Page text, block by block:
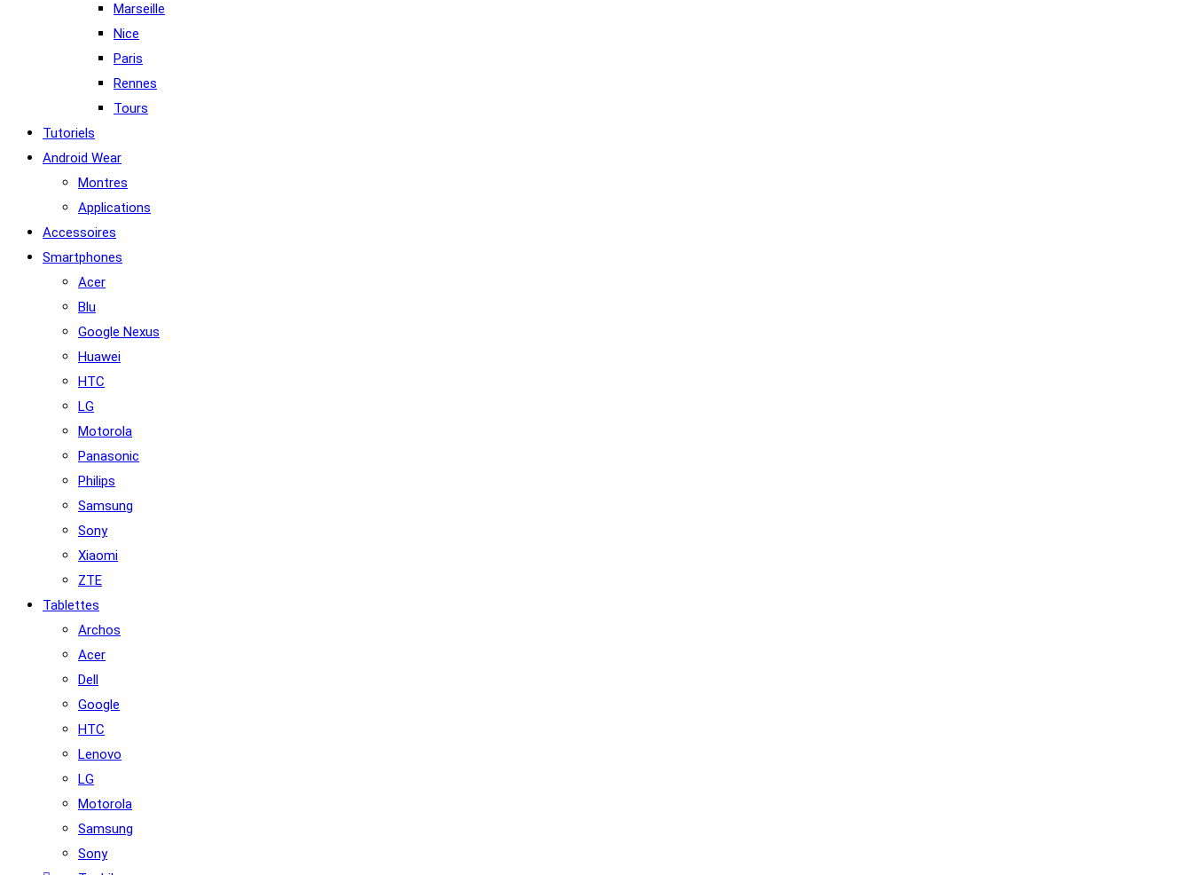
Marseille
Nice
Paris
Rennes
Tours
Tutoriels
Android Wear
Montres
Applications
Accessoires
Smartphones
Acer
Blu
Google Nexus
Huawei
HTC
LG
Motorola
Panasonic
Philips
Samsung
Sony
Xiaomi
ZTE
Tablettes
Archos
Acer
Dell
Google
HTC
Lenovo
LG
Motorola
Samsung
Sony